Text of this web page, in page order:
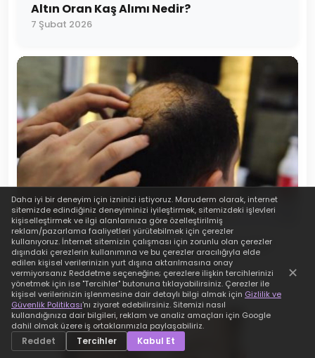
Altın Oran Kaş Alımı Nedir?
7 Şubat 2026
Procapil Nedir? Saça Faydaları Nelerdir?
Saç Serumu Nasıl Kullanılmalıdır?
24 Şubat 2026
Daha iyi bir deneyim için izninizi istiyoruz. Maruderm olarak, internet
sitemizde edindiğiniz deneyiminizi iyileştirmek, sitemizdeki işlevleri
kişiselleştirmek ve ilgi alanlarınıza göre özelleştirilmiş
reklam/pazarlama faaliyetleri yürütebilmek için çerezler
kullanıyoruz. İnternet sitemizin çalışması için zorunlu olan çerezler
dışındaki çerezlerin kullanımına ve bu çerezler aracılığıyla elde
edilen kişisel verilerinizin yurt dışına aktarılmasına onay
vermiyorsanız Reddetme seçeneğine; çerezlere ilişkin tercihlerinizi
yönetmek için ise "Tercihler" butonuna tıklayabilirsiniz. Çerezler ile
kişisel verilerinizin işlenmesine dair detaylı bilgi almak için Gizlilik ve
Güvenlik Politikası'nı ziyaret edebilirsiniz. Sitemizi nasıl
kullandığınıza dair bilgileri, reklam ve analiz amaçları için Google
dahil olmak üzere iş ortaklarımızla paylaşabiliriz.
Reddet Tercihler Kabul Et
✕